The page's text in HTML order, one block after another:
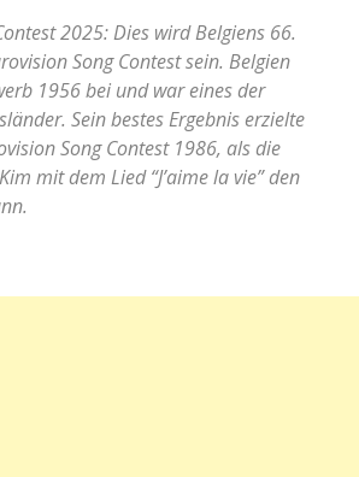
2025: Dies wird Belgiens 66.
Song Contest sein. Belgien
1956 bei und war eines der
Sein bestes Ergebnis erzielte
Song Contest 1986, als die
mit dem Lied “J’aime la vie” den